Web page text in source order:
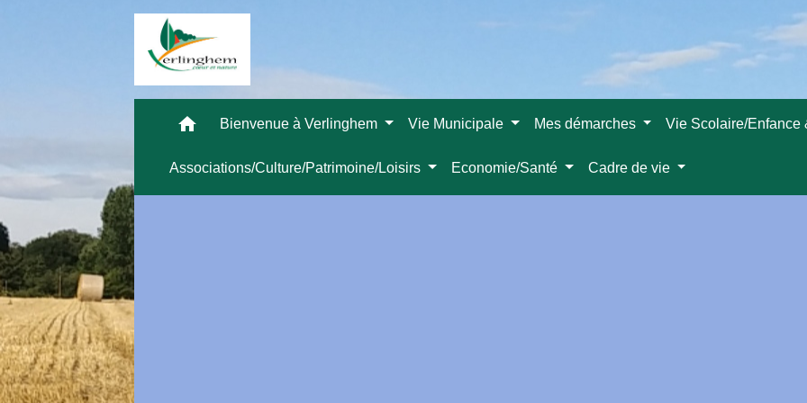
home Bienvenue à Verlinghem Vie Municipale Mes démarches Vie Scolaire/Enfance
Associations/Culture/Patrimoine/Loisirs Economie/Santé Cadre de vie